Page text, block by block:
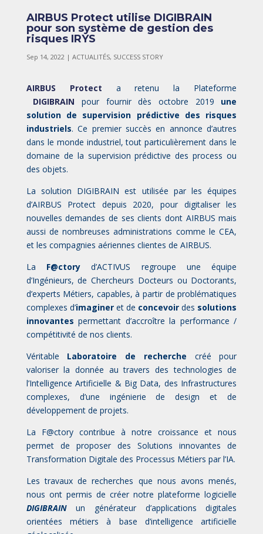
AIRBUS Protect utilise DIGIBRAIN
pour son système de gestion des
risques IRYS
Sep 14, 2022 | ACTUALITÉS, SUCCESS STORY
AIRBUS Protect a retenu la Plateforme
DIGIBRAIN pour fournir dès octobre 2019 une
solution de supervision prédictive des risques
industriels. Ce premier succès en annonce d’autres
dans le monde industriel, tout particulièrement dans le
domaine de la supervision prédictive des process ou
des objets.
La solution DIGIBRAIN est utilisée par les équipes
d’AIRBUS Protect depuis 2020, pour digitaliser les
nouvelles demandes de ses clients dont AIRBUS mais
aussi de nombreuses administrations comme le CEA,
et les compagnies aériennes clientes de AIRBUS.
La F@ctoryd’ACTIVUS regroupe une équipe
d’Ingénieurs, de Chercheurs Docteurs ou Doctorants,
d’experts Métiers, capables, à partir de problématiques
complexes d’imagineret de concevoir des solutions
innovantespermettant d’accroître la performance /
compétitivité de nos clients.
Véritable Laboratoire de recherche créé pour
valoriser la donnée au travers des technologies de
l’Intelligence Artificielle & Big Data, des Infrastructures
complexes, d’une ingénierie de design et de
développement de projets.
La F@ctory contribue à notre croissance et nous
permet de proposer des Solutions innovantes de
Transformation Digitale des Processus Métiers par l’IA.
Les travaux de recherches que nous avons menés,
nous ont permis de créer notre plateforme logicielle
DIGIBRAINun générateur d’applications digitales
orientées métiers à base d’intelligence artificielle